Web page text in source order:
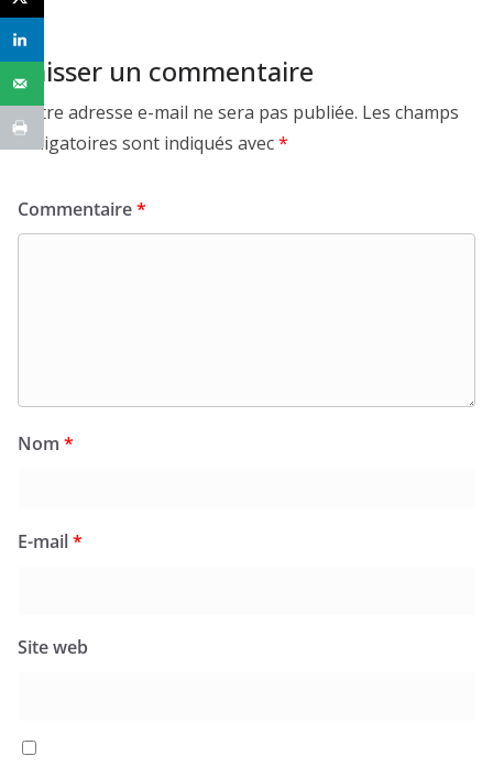
Laisser un commentaire
Votre adresse e-mail ne sera pas publiée. Les champs
obligatoires sont indiqués avec*
Commentaire*
Nom *
E-mail*
Site web